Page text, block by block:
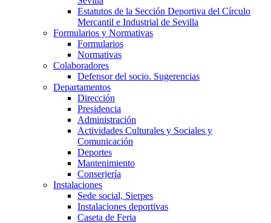
Estatutos de la Sección Deportiva del Círculo
Mercantil e Industrial de Sevilla
Formularios y Normativas
Formularios
Normativas
Colaboradores
Defensor del socio. Sugerencias
Departamentos
Dirección
Presidencia
Administración
Actividades Culturales y Sociales y
Comunicación
Deportes
Mantenimiento
Conserjería
Instalaciones
Sede social, Sierpes
Instalaciones deportivas
Caseta de Feria